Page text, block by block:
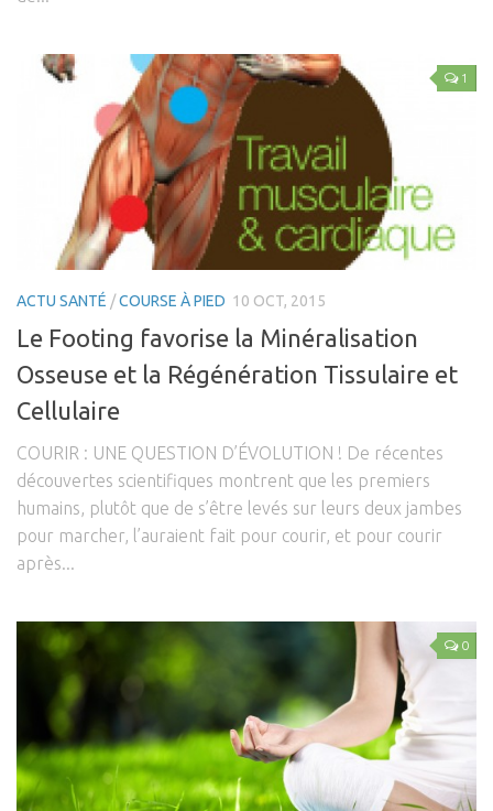
1
ACTU SANTÉ /COURSE À PIED 10 OCT, 2015
Le Footing favorise la Minéralisation
Osseuse et la Régénération Tissulaire et
Cellulaire
COURIR : UNE QUESTION D’ÉVOLUTION ! De récentes
découvertes scientifiques montrent que les premiers
humains, plutôt que de s’être levés sur leurs deux jambes
pour marcher, l’auraient fait pour courir, et pour courir
après...
0